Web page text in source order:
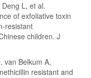
Deng L, et al.
of exfoliative toxin
resistant
children. J
van Belkum A,
resistant and